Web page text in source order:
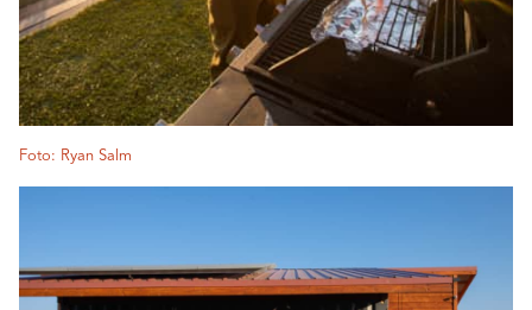
Foto: Ryan Salm